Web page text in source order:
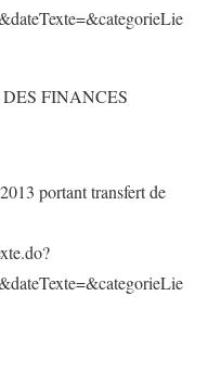
FINANCES
portant transfert de